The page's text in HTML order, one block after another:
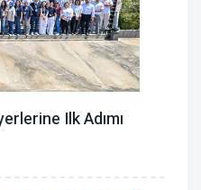
Ilk Adımı